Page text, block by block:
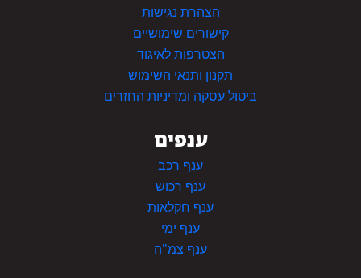
הצהרת נגישות
קישורים שימושיים
הצטרפות לאיגוד
תקנון ותנאי השימוש
ביטול עסקה ומדיניות החזרים
ענפים
ענף רכב
ענף רכוש
ענף חקלאות
ענף ימי
ענף צמ"ה